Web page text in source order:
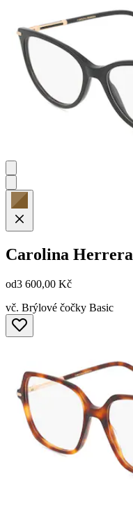
Carolina Herrera
od3 600,00 Kč
vč. Brýlové čočky Basic